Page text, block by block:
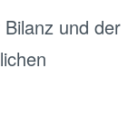
und der